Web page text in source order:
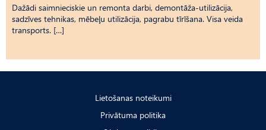
Dažādi saimnieciskie un remonta darbi, demontāža-utilizācija,
sadzīves tehnikas, mēbeļu utilizācija, pagrabu tīrīšana. Visa veida
transports. […]
Lietošanas noteikumi
Privātuma politika